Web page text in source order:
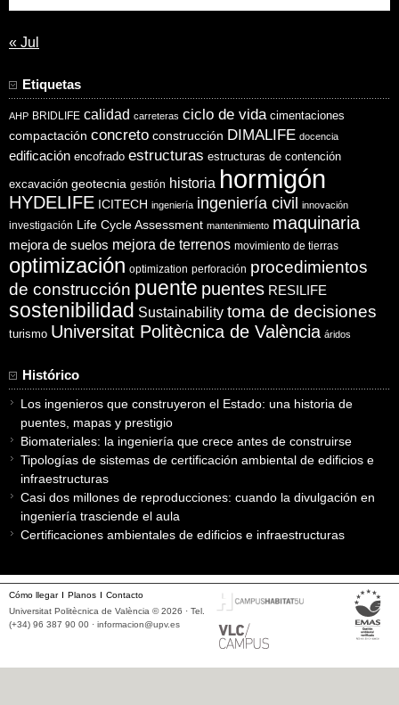
« Jul
Etiquetas
AHP BRIDLIFE calidad carreteras ciclo de vida cimentaciones
compactación concreto construcción DIMALIFE docencia
edificación encofrado estructuras estructuras de contención
excavación geotecnia gestión historia hormigón
HYDELIFE ICITECH ingeniería ingeniería civil innovación
investigación Life Cycle Assessment mantenimiento maquinaria
mejora de suelos mejora de terrenos movimiento de tierras
optimización optimization perforación procedimientos
de construcción puente puentes RESILIFE
sostenibilidad Sustainability toma de decisiones
turismo Universitat Politècnica de València áridos
Histórico
Los ingenieros que construyeron el Estado: una historia de
puentes, mapas y prestigio
Biomateriales: la ingeniería que crece antes de construirse
Tipologías de sistemas de certificación ambiental de edificios e
infraestructuras
Casi dos millones de reproducciones: cuando la divulgación en
ingeniería trasciende el aula
Certificaciones ambientales de edificios e infraestructuras
Cómo llegar Planos
Contacto
Universitat Politècnica de València © 2026 · Tel.
(+34) 96 387 90 00 · informacion@upv.es